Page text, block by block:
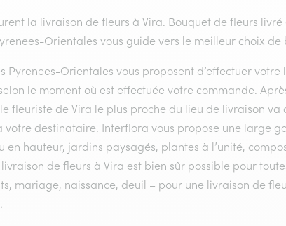
la livraison de fleurs à Vira. Bouquet de fleurs
Orientales vous guide vers le meilleur choix de
Pyrenees-Orientales vous proposent d’effectuer
le moment où est effectuée votre commande.
fleuriste de Vira le plus proche du lieu de livraison
destinataire. Interflora vous propose une large
en hauteur, jardins paysagés, plantes à l’unité,
de fleurs à Vira est bien sûr possible pour
mariage, naissance, deuil – pour une livraison de